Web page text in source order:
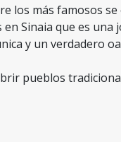
los más famosos
Sinaia que es una
y un verdadero
pueblos